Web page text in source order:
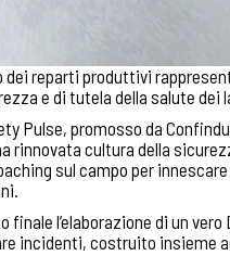
dei reparti produttivi
e di tutela della salute dei
Pulse, promosso da
cultura della
sul campo per
l’elaborazione di un vero
incidenti, costruito insieme